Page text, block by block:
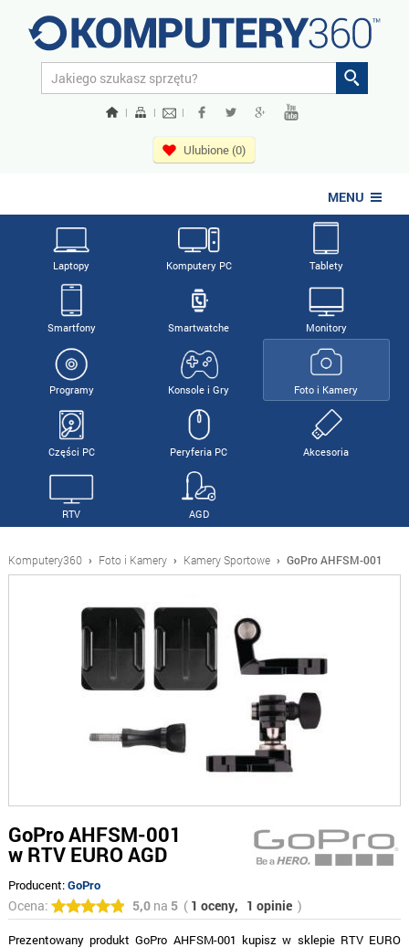
| | |
Ulubione (0)
MENU
Laptopy Komputery PC Tablety
Smartfony Smartwatche Monitory
Programy Konsole i Gry Foto i Kamery
Części PC Peryferia PC Akcesoria
RTV AGD
Komputery360 › Foto i Kamery › Kamery Sportowe › GoPro AHFSM-001
GoPro AHFSM-001
w RTV EURO AGD
Producent:GoPro
Ocena: 5,0na 5( 1 oceny, 1 opinie )
Prezentowany produkt GoPro AHFSM-001 kupisz w sklepie RTV EURO